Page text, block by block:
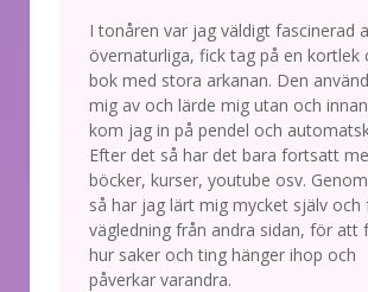
I tonåren var jag väldigt fascinerad
övernaturliga, fick tag på en kortlek
bok med stora arkanan. Den
mig av och lärde mig utan och
kom jag in på pendel och
Efter det så har det bara fortsatt
böcker, kurser, youtube osv.
så har jag lärt mig mycket själv och
vägledning från andra sidan, för att
hur saker och ting hänger ihop och
påverkar varandra.